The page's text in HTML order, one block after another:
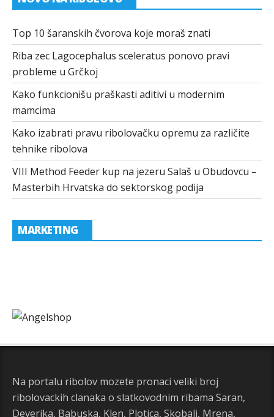
Top 10 šaranskih čvorova koje moraš znati
Riba zec Lagocephalus sceleratus ponovo pravi
probleme u Grčkoj
Kako funkcionišu praškasti aditivi u modernim
mamcima
Kako izabrati pravu ribolovačku opremu za različite
tehnike ribolova
VIII Method Feeder kup na jezeru Salaš u Obudovcu –
Masterbih Hrvatska do sektorskog podija
MARKETING
Na portalu ribolov mozete pronaci veliki broj
ribolovackih clanaka o slatkovodnim ribama Saran,
Deverika, Babuska, Klen, Plotica, Skobalj, Mrena,